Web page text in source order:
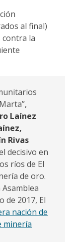
al final)
contra la
Laínez
Rivas
decisivo en
ríos de El
de oro.
de 2017, El
nación de
minería